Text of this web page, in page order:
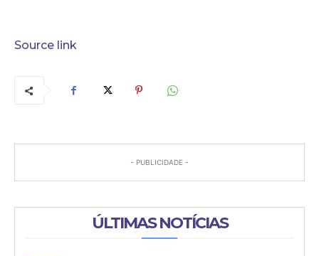
Source link
- PUBLICIDADE -
ÚLTIMAS NOTÍCIAS